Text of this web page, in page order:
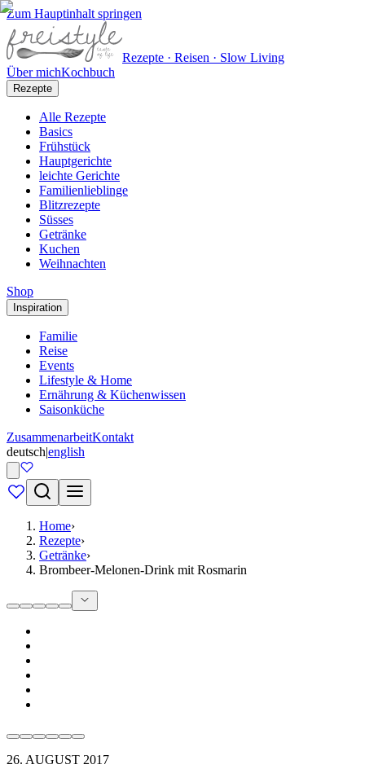
Zum Hauptinhalt springen
Rezepte · Reisen · Slow Living
Über michKochbuch
Rezepte
Alle Rezepte
Basics
Frühstück
Hauptgerichte
leichte Gerichte
Familienlieblinge
Blitzrezepte
Süsses
Getränke
Kuchen
Weihnachten
Shop
Inspiration
Familie
Reise
Events
Lifestyle & Home
Ernährung & Küchenwissen
Saisonküche
ZusammenarbeitKontakt
deutsch|english
Home›
Rezepte›
Getränke›
Brombeer-Melonen-Drink mit Rosmarin
26. AUGUST 2017